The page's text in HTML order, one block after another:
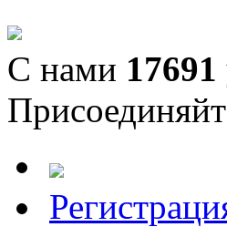
С нами 17691